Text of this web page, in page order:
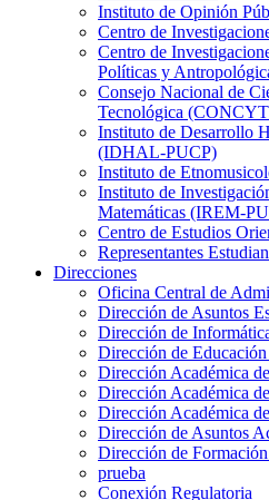
Instituto de Opinión
Centro de
Centro de
Políticas y
Consejo Nacional de
Tecnológica
Instituto de Desarrollo
(IDHAL-PUCP)
Instituto de
Instituto de
Matemáticas (IREM-
Centro de Estudios
Representantes
Direcciones
Oficina Central de
Dirección de Asuntos
Dirección de
Dirección de
Dirección Académica
Dirección Académica
Dirección Académica
Dirección de Asuntos
Dirección de
prueba
Conexión Regulatoria